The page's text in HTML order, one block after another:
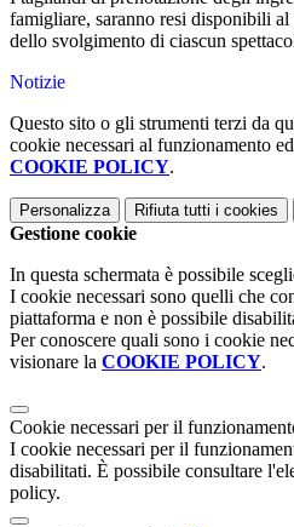
famigliare, saranno resi disponibili
dello svolgimento di ciascun
Notizie
Questo sito o gli strumenti terzi da
cookie necessari al funzionamento
COOKIE POLICY.
Personalizza Rifiuta tutti i cookies
Gestione cookie
In questa schermata è possibile
I cookie necessari sono quelli che
piattaforma e non è possibile
Per conoscere quali sono i cookie
visionare la COOKIE POLICY.
Cookie necessari per il
I cookie necessari per il
disabilitati. È possibile consultare
policy.